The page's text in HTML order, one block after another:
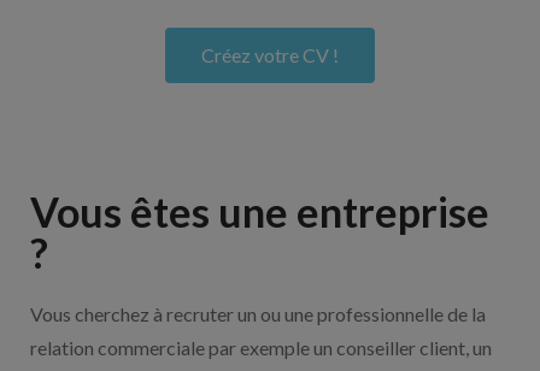
Créez votre CV !
Vous êtes une entreprise
?
Vous cherchez à recruter un ou une professionnelle de la
relation commerciale par exemple un conseiller client, un